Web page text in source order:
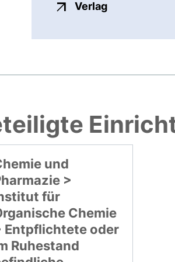
Verlagexterner
und
>
für
Chemie
Entpflichtete oder
Ruhestand